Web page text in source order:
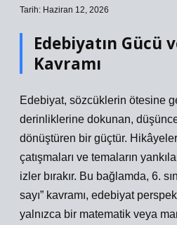
Tarih: Haziran 12, 2026
Edebiyatın Gücü
Kavramı
Edebiyat, sözcüklerin ötesine
derinliklerine dokunan,
dönüştüren bir güçtür.
çatışmaları ve temaların
izler bırakır. Bu bağlamda, 6.
sayı” kavramı, edebiyat
yalnızca bir matematik veya